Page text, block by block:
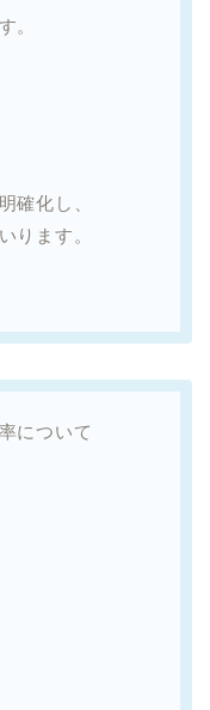
。
確化し、
ります。
について